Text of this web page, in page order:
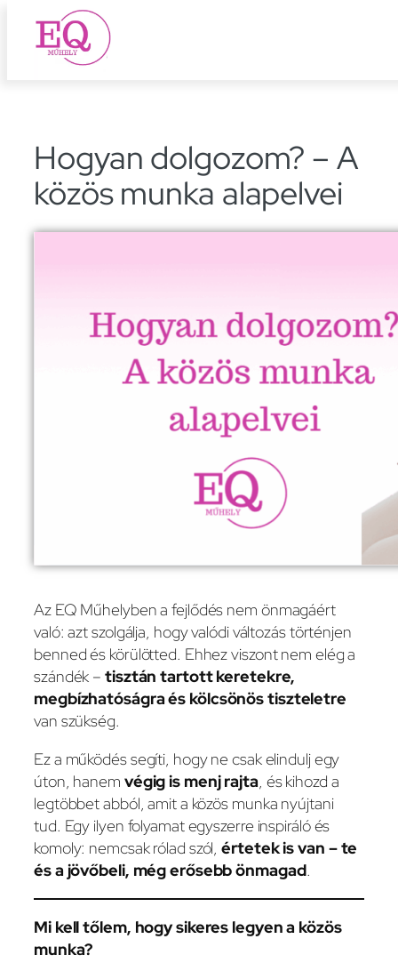
Ugrás
Hogyan dolgozom? – A
közös munka alapelvei
Az EQ Műhelyben a fejlődés nem önmagáért
való: azt szolgálja, hogy valódi változás történjen
benned és körülötted. Ehhez viszont nem elég a
szándék –tisztán tartott keretekre,
megbízhatóságra és kölcsönös tiszteletre
van szükség.
Ez a működés segíti, hogy ne csak elindulj egy
úton, hanem végig is menj rajta, és kihozd a
legtöbbet abból, amit a közös munka nyújtani
tud. Egy ilyen folyamat egyszerre inspiráló és
komoly: nemcsak rólad szól,értetek is van – te
és a jövőbeli, még erősebb önmagad.
Mi kell tőlem, hogy sikeres legyen a közös
munka?